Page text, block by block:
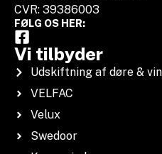
CVR: 39386003
FØLG OS HER:
Vi tilbyder
Udskiftning af døre &
VELFAC
Velux
Swedoor